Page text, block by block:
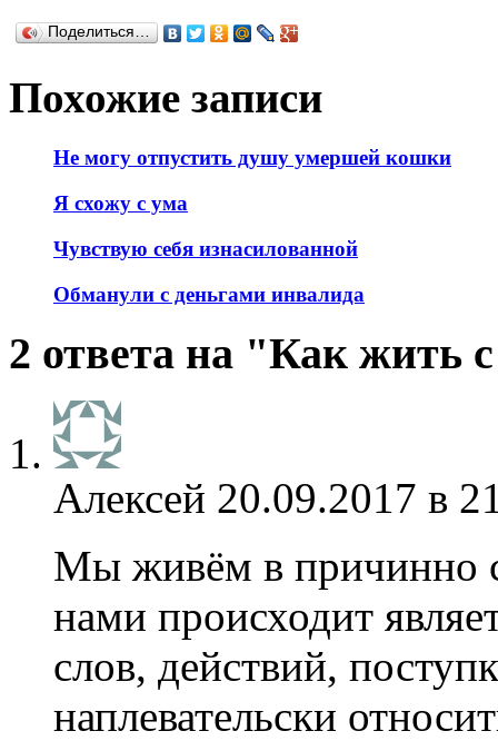
Поделиться…
Похожие записи
Не могу отпустить душу умершей кошки
Я схожу с ума
Чувствую себя изнасилованной
Обманули с деньгами инвалида
2 ответа на "Как жить
Алексей 20.09.2017 в
Мы живём в причинно
нами происходит
слов, действий,
наплевательски